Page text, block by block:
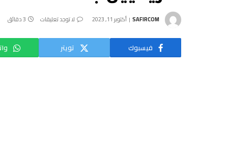
SAFIRCOM أكتوبر 11, 2023 لا توجد تعليقات 3 دقائق
فيسبوك تويتر